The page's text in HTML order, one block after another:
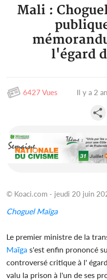
Mali :
l'égard
6427 Vues Il y a 2
© Koaci.com - jeudi 20 juin
Choguel Maïga
Le premier ministre de la
Maïga s'est enfin prononcé
controversé critique à l'
valu la prison à l'un de ses